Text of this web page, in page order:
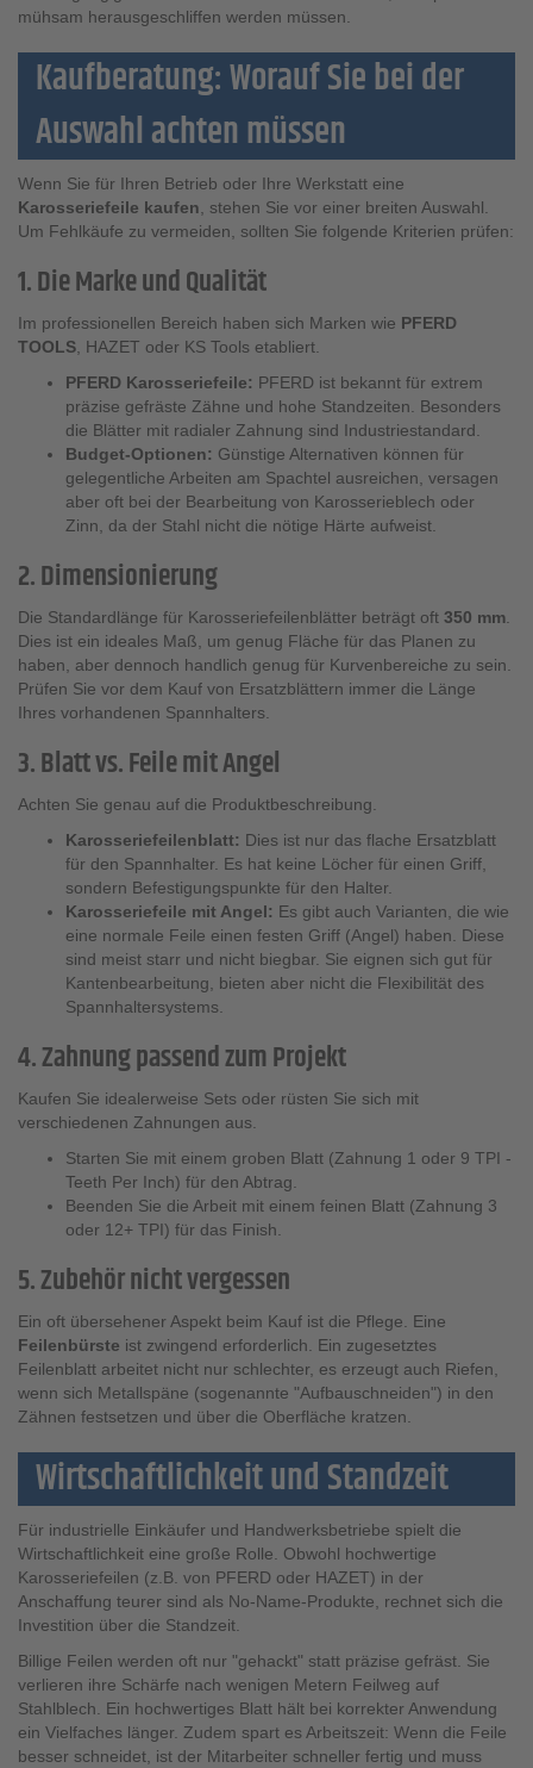
mühsam herausgeschliffen werden müssen.
Kaufberatung: Worauf Sie bei der
Auswahl achten müssen
Wenn Sie für Ihren Betrieb oder Ihre Werkstatt eine
Karosseriefeile kaufen , stehen Sie vor einer breiten Auswahl.
Um Fehlkäufe zu vermeiden, sollten Sie folgende Kriterien prüfen:
1. Die Marke und Qualität
Im professionellen Bereich haben sich Marken wie PFERD
TOOLS , HAZET oder KS Tools etabliert.
PFERD Karosseriefeile: PFERD ist bekannt für extrem
präzise gefräste Zähne und hohe Standzeiten. Besonders
die Blätter mit radialer Zahnung sind Industriestandard.
Budget-Optionen: Günstige Alternativen können für
gelegentliche Arbeiten am Spachtel ausreichen, versagen
aber oft bei der Bearbeitung von Karosserieblech oder
Zinn, da der Stahl nicht die nötige Härte aufweist.
2. Dimensionierung
Die Standardlänge für Karosseriefeilenblätter beträgt oft 350 mm
Dies ist ein ideales Maß, um genug Fläche für das Planen zu
haben, aber dennoch handlich genug für Kurvenbereiche zu sein.
Prüfen Sie vor dem Kauf von Ersatzblättern immer die Länge
Ihres vorhandenen Spannhalters.
3. Blatt vs. Feile mit Angel
Achten Sie genau auf die Produktbeschreibung.
Karosseriefeilenblatt: Dies ist nur das flache Ersatzblatt
für den Spannhalter. Es hat keine Löcher für einen Griff,
sondern Befestigungspunkte für den Halter.
Karosseriefeile mit Angel: Es gibt auch Varianten, die wie
eine normale Feile einen festen Griff (Angel) haben. Diese
sind meist starr und nicht biegbar. Sie eignen sich gut für
Kantenbearbeitung, bieten aber nicht die Flexibilität des
Spannhaltersystems.
4. Zahnung passend zum Projekt
Kaufen Sie idealerweise Sets oder rüsten Sie sich mit
verschiedenen Zahnungen aus.
Starten Sie mit einem groben Blatt (Zahnung 1 oder 9 TPI -
Teeth Per Inch) für den Abtrag.
Beenden Sie die Arbeit mit einem feinen Blatt (Zahnung 3
oder 12+ TPI) für das Finish.
5. Zubehör nicht vergessen
Ein oft übersehener Aspekt beim Kauf ist die Pflege. Eine
Feilenbürste ist zwingend erforderlich. Ein zugesetztes
Feilenblatt arbeitet nicht nur schlechter, es erzeugt auch Riefen,
wenn sich Metallspäne (sogenannte "Aufbauschneiden") in den
Zähnen festsetzen und über die Oberfläche kratzen.
Wirtschaftlichkeit und Standzeit
Für industrielle Einkäufer und Handwerksbetriebe spielt die
Wirtschaftlichkeit eine große Rolle. Obwohl hochwertige
Karosseriefeilen (z.B. von PFERD oder HAZET) in der
Anschaffung teurer sind als No-Name-Produkte, rechnet sich die
Investition über die Standzeit.
Billige Feilen werden oft nur "gehackt" statt präzise gefräst. Sie
verlieren ihre Schärfe nach wenigen Metern Feilweg auf
Stahlblech. Ein hochwertiges Blatt hält bei korrekter Anwendung
ein Vielfaches länger. Zudem spart es Arbeitszeit: Wenn die Feile
besser schneidet, ist der Mitarbeiter schneller fertig und muss